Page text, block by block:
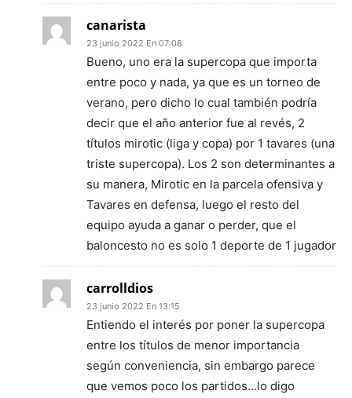
canarista
23 junio 2022 En 07:08
Bueno, uno era la supercopa que importa
entre poco y nada, ya que es un torneo de
verano, pero dicho lo cual también podría
decir que el año anterior fue al revés, 2
títulos mirotic (liga y copa) por 1 tavares (una
triste supercopa). Los 2 son determinantes a
su manera, Mirotic en la parcela ofensiva y
Tavares en defensa, luego el resto del
equipo ayuda a ganar o perder, que el
baloncesto no es solo 1 deporte de 1 jugador
carrolldios
23 junio 2022 En 13:15
Entiendo el interés por poner la supercopa
entre los títulos de menor importancia
según conveniencia, sin embargo parece
que vemos poco los partidos…lo digo